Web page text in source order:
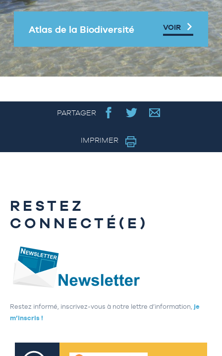
Atlas de la Biodiversité VOIR
PARTAGER
IMPRIMER
RESTEZ
CONNECTÉ(E)
Restez informé, inscrivez-vous à notre lettre d’information, je
m’inscris !